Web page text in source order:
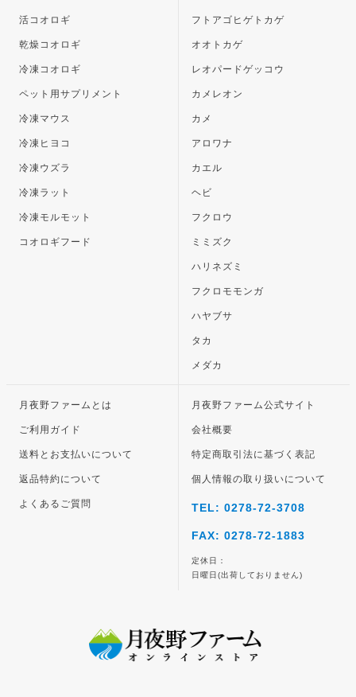
活コオロギ
乾燥コオロギ
冷凍コオロギ
ペット用サプリメント
冷凍マウス
冷凍ヒヨコ
冷凍ウズラ
冷凍ラット
冷凍モルモット
コオロギフード
フトアゴヒゲトカゲ
オオトカゲ
レオパードゲッコウ
カメレオン
カメ
アロワナ
カエル
ヘビ
フクロウ
ミミズク
ハリネズミ
フクロモモンガ
ハヤブサ
タカ
メダカ
月夜野ファームとは
ご利用ガイド
送料とお支払いについて
返品特約について
よくあるご質問
月夜野ファーム公式サイト
会社概要
特定商取引法に基づく表記
個人情報の取り扱いについて
TEL: 0278-72-3708
FAX: 0278-72-1883
定休日：
日曜日(出荷しておりません)